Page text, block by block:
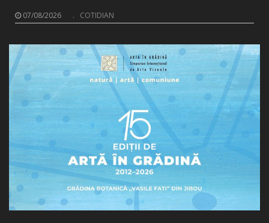
07/08/2026 . COTIDIAN